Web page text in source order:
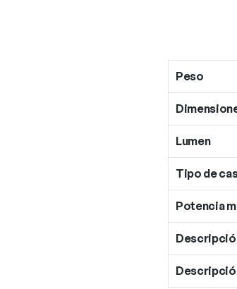
Peso
Lumen
Tipo de
Potencia